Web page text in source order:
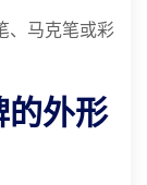
、马克笔或彩
外形